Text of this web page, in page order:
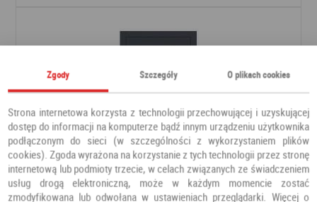
Zgody Szczegóły O plikach cookies
Strona internetowa korzysta z technologii przechowującej i uzyskującej
dostęp do informacji na komputerze bądź innym urządzeniu użytkownika
podłączonym do sieci (w szczególności z wykorzystaniem plików
cookies). Zgoda wyrażona na korzystanie z tych technologii przez stronę
internetową lub podmioty trzecie, w celach związanych ze świadczeniem
usług drogą elektroniczną, może w każdym momencie zostać
zmodyfikowana lub odwołana w ustawieniach przeglądarki. Więcej o